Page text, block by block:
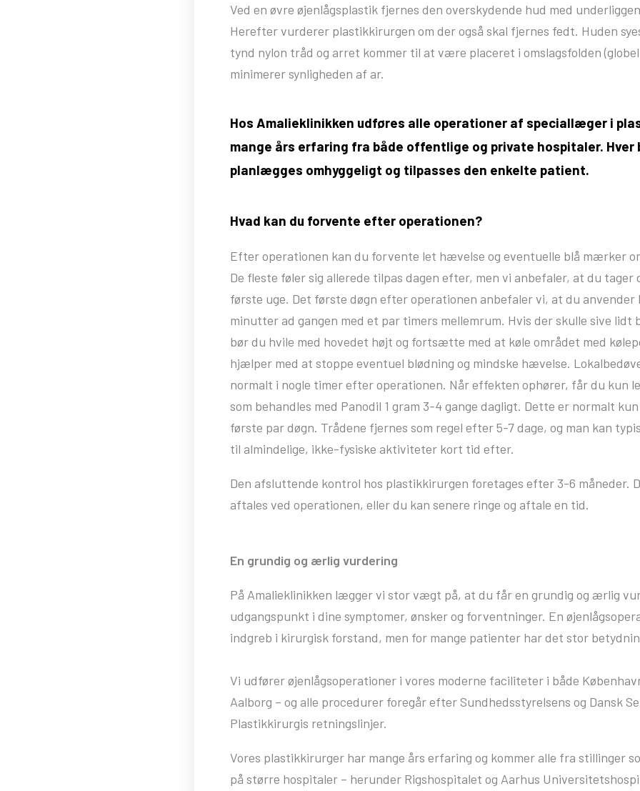
Ved en øvre øjenlågsplastik fjernes den overskydende hud med
Herefter vurderer plastikkirurgen om der også skal fjernes fedt. Huden
tynd nylon tråd og arret kommer til at være placeret i omslagsfolden
minimerer synligheden af ar.
Hos Amalieklinikken udføres alle operationer af speciallæger i
mange års erfaring fra både offentlige og private hospitaler. Hver
planlægges omhyggeligt og tilpasses den enkelte patient.
Hvad kan du forvente efter operationen?
Efter operationen kan du forvente let hævelse og eventuelle blå mærker
De fleste føler sig allerede tilpas dagen efter, men vi anbefaler, at du tager
første uge. Det første døgn efter operationen anbefaler vi, at du anvender
minutter ad gangen med et par timers mellemrum. Hvis der skulle sive lidt
bør du hvile med hovedet højt og fortsætte med at køle området med
hjælper med at stoppe eventuel blødning og mindske hævelse.
normalt i nogle timer efter operationen. Når effekten ophører, får du kun
som behandles med Panodil 1 gram 3-4 gange dagligt. Dette er normalt
første par døgn. Trådene fjernes som regel efter 5-7 dage, og man kan
til almindelige, ikke-fysiske aktiviteter kort tid efter.
Den afsluttende kontrol hos plastikkirurgen foretages efter 3-6 måneder.
aftales ved operationen, eller du kan senere ringe og aftale en tid.
En grundig og ærlig vurdering
På Amalieklinikken lægger vi stor vægt på, at du får en grundig og ærlig
udgangspunkt i dine symptomer, ønsker og forventninger. En
indgreb i kirurgisk forstand, men for mange patienter har det stor
Vi udfører øjenlågsoperationer i vores moderne faciliteter i både
Aalborg – og alle procedurer foregår efter Sundhedsstyrelsens og Dansk
Plastikkirurgis retningslinjer.
Vores plastikkirurger har mange års erfaring og kommer alle fra stillinger
på større hospitaler – herunder Rigshospitalet og Aarhus